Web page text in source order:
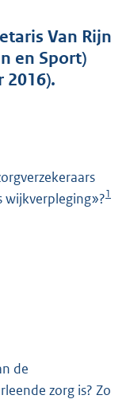
Van Rijn
en Sport)
2016).
wijkverpleging»?1
de
zorg is? Zo